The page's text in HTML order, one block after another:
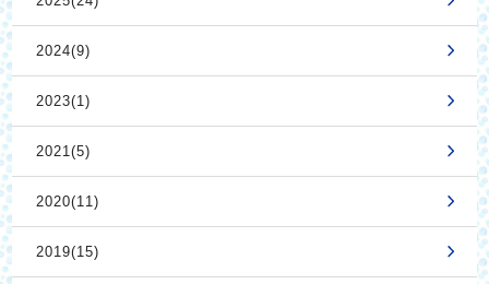
2024(9)
2023(1)
2021(5)
2020(11)
2019(15)